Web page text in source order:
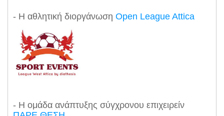
- Η αθλητική διοργάνωση Open League Attica
- Η ομάδα ανάπτυξης σύγχρονου επιχειρείν